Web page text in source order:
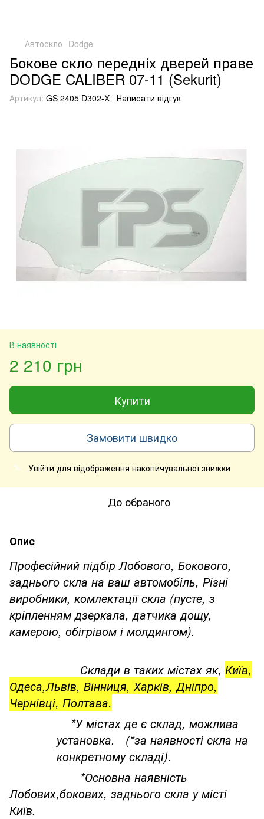
Автоскло Dodge
Бокове скло передніх дверей праве
DODGE CALIBER 07-11 (Sekurit)
Артикул: GS 2405 D302-X Написати відгук
В наявності
2 210 грн
Купити
Замовити швидко
% Увійти для відображення накопичувальної знижки
До обраного
Опис
Професійний підбір Лобового, Бокового,
заднього скла на ваш автомобіль, Різні
виробники, комлектації скла (пусте, з
кріпленням дзеркала, датчика дощу,
камерою, обігрівом і молдингом).
Склади в таких містах як, Київ,
Одеса,Львів, Вінниця, Харків, Дніпро,
Чернівці, Полтава.
*У містах де є склад, можлива
установка. (*за наявності скла на
конкретному складі).
*Основна наявність
Лобових,бокових, заднього скла у місті
Київ.